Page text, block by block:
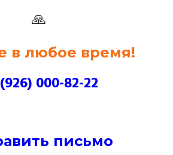
🙏
в любое время!
000-82-22
письмо